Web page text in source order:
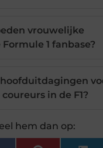
vrouwelijke
1 fanbase?
in de F1?
hem dan op: